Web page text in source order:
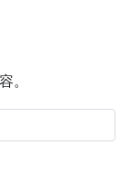
。